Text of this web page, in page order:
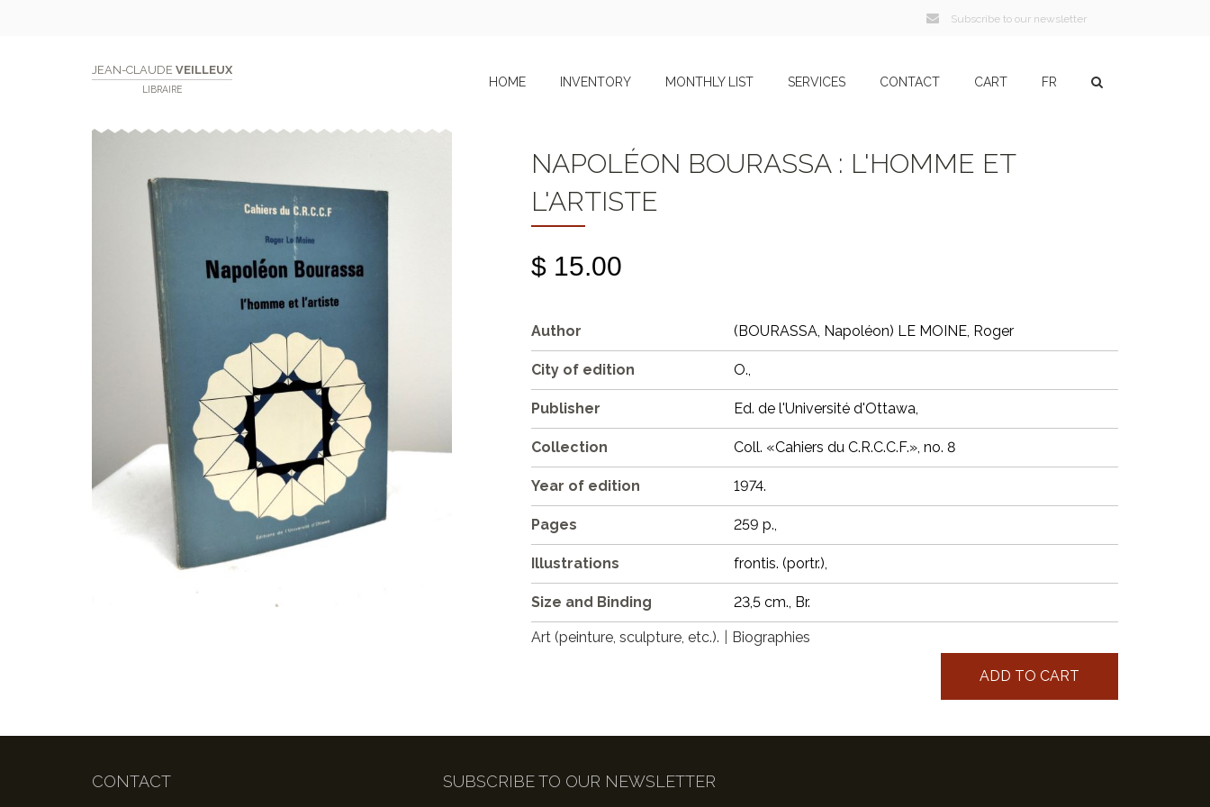
Subscribe to our newsletter
JEAN-CLAUDE VEILLEUX
LIBRAIRE
HOME INVENTORY MONTHLY LIST SERVICES CONTACT CART FR
NAPOLÉON BOURASSA : L'HOMME ET
L'ARTISTE
$ 15.00
Author (BOURASSA, Napoléon) LE MOINE, Roger
City of edition O.,
Publisher Ed. de l'Université d'Ottawa,
Collection Coll. «Cahiers du C.R.C.C.F.», no. 8
Year of edition 1974.
Pages 259 p.,
Illustrations frontis. (portr.),
Size and Binding 23,5 cm., Br.
Art (peinture, sculpture, etc.). Biographies
ADD TO CART
CONTACT SUBSCRIBE TO OUR NEWSLETTER